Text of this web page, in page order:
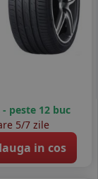
peste 12 buc
5/7 zile
in cos